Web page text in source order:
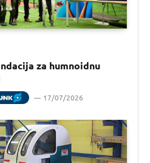
za humnoidnu
17/07/2026